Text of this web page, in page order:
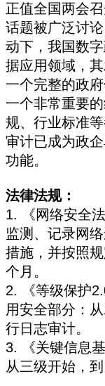
正值全国两会
话题被广泛讨
动下，我国数
据应用领域，
一个完整的政
一个非常重要
规、行业标准
审计已成为政
功能。
法律法规：
1. 《网络安全
监测、记录网
措施，并按照
个月。
2. 《等级保护
用安全部分：
行日志审计。
3. 《关键信息
从三级开始，